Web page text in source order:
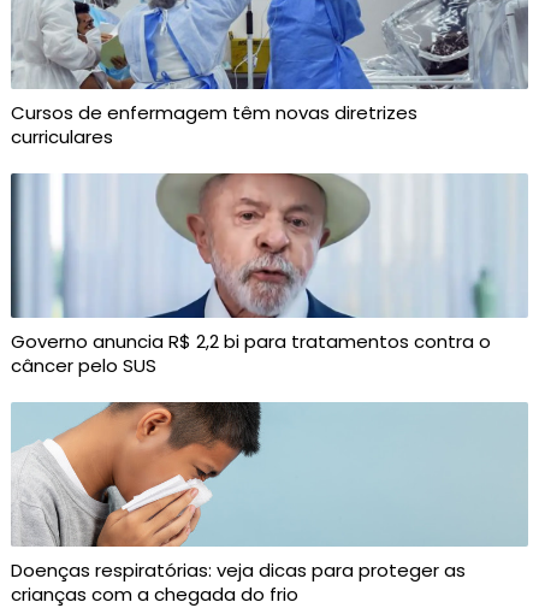
Cursos de enfermagem têm novas diretrizes
curriculares
Governo anuncia R$ 2,2 bi para tratamentos contra o
câncer pelo SUS
Doenças respiratórias: veja dicas para proteger as
crianças com a chegada do frio